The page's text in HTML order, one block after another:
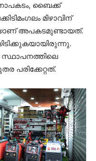
ബൈക്ക്
മിഴാവിന്
അപകടമുണ്ടായത്.
സ്ഥാപനത്തിലെ
പരിക്കേറ്റത്.